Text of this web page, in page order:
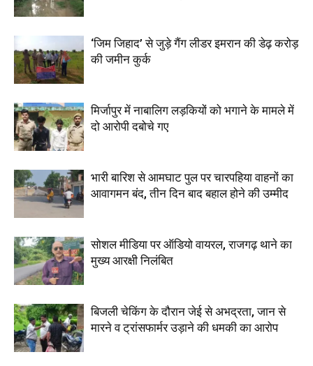
‘जिम जिहाद’ से जुड़े गैंग लीडर इमरान की डेढ़ करोड़
की जमीन कुर्क
मिर्जापुर में नाबालिग लड़कियों को भगाने के मामले में
दो आरोपी दबोचे गए
भारी बारिश से आमघाट पुल पर चारपहिया वाहनों का
आवागमन बंद, तीन दिन बाद बहाल होने की उम्मीद
सोशल मीडिया पर ऑडियो वायरल, राजगढ़ थाने का
मुख्य आरक्षी निलंबित
बिजली चेकिंग के दौरान जेई से अभद्रता, जान से
मारने व ट्रांसफार्मर उड़ाने की धमकी का आरोप